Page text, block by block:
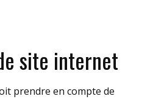
site internet
prendre en compte de